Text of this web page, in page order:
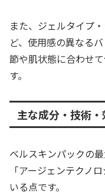
また、ジェルタイプ
ど、使用感の異なる
節や肌状態に合わせ
す。
主な成分・技術
ベルスキンパックの
「アージェンテクノ
いる点です。